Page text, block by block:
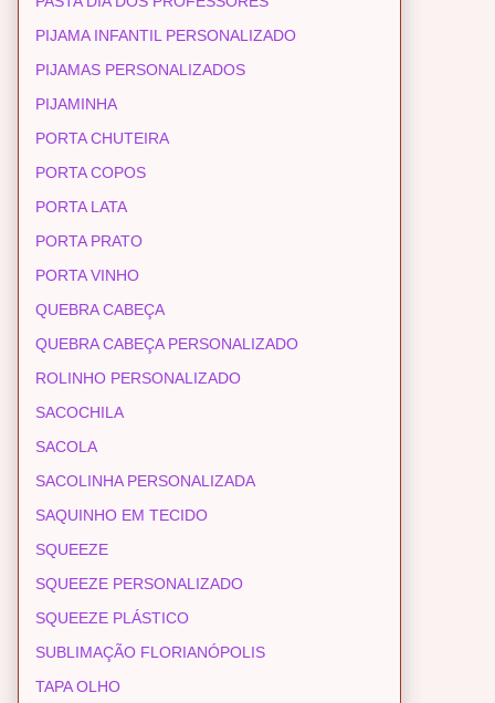
PIJAMA INFANTIL PERSONALIZADO
PIJAMAS PERSONALIZADOS
PIJAMINHA
PORTA CHUTEIRA
PORTA COPOS
PORTA LATA
PORTA PRATO
PORTA VINHO
QUEBRA CABEÇA
QUEBRA CABEÇA PERSONALIZADO
ROLINHO PERSONALIZADO
SACOCHILA
SACOLA
SACOLINHA PERSONALIZADA
SAQUINHO EM TECIDO
SQUEEZE
SQUEEZE PERSONALIZADO
SQUEEZE PLÁSTICO
SUBLIMAÇÃO FLORIANÓPOLIS
TAPA OLHO